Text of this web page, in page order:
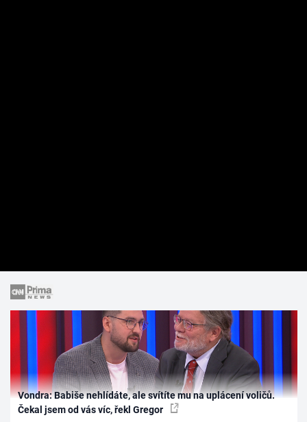
Vondra: Babiše nehlídáte, ale svítíte mu na uplácení voličů.
Čekal jsem od vás víc, řekl Gregor